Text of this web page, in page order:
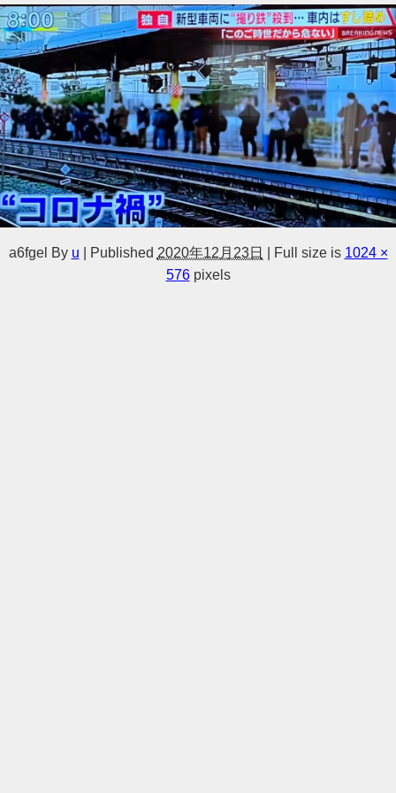
a6fgel By u Published 2020年12月23日 Full size is 1024 ×
576pixels